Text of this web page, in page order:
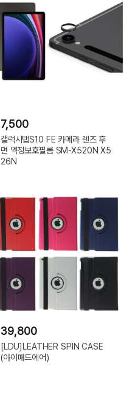
7,500
갤럭시탭S10 FE 카메라 렌즈 후
면 액정보호필름 SM-X520N X5
26N
39,800
[LDU]LEATHER SPIN CASE
(아이패드에어)